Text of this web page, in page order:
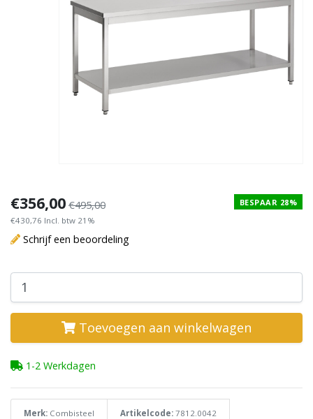
€356,00 €495,00
€430,76 Incl. btw 21%
BESPAAR 28%
Schrijf een beoordeling
Toevoegen aan winkelwagen
1-2 Werkdagen
Merk: Combisteel Artikelcode: 7812.0042